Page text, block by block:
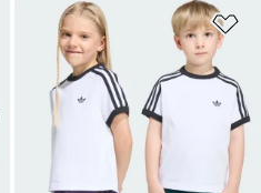
Dodaj do listy życzeń